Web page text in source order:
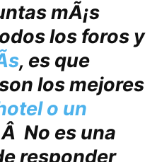
mÃ¡s
los foros y
, es que
los mejores
o un
No es una
responder